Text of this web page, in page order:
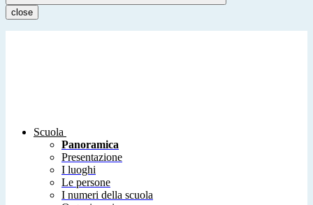
close
Scuola
Panoramica
Presentazione
I luoghi
Le persone
I numeri della scuola